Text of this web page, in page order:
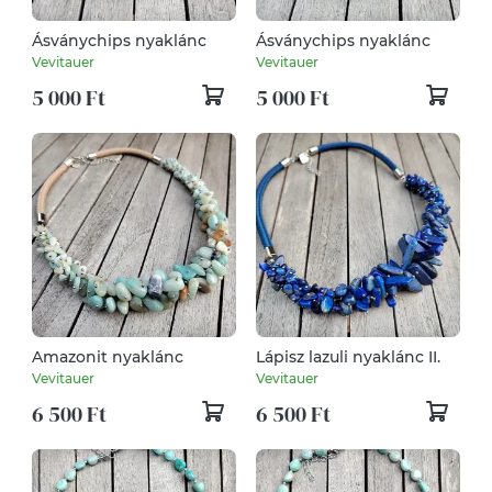
Ásványchips nyaklánc
Vevitauer
5 000 Ft
Ásványchips nyaklánc
Vevitauer
5 000 Ft
Amazonit nyaklánc
Vevitauer
6 500 Ft
Lápisz lazuli nyaklánc II.
Vevitauer
6 500 Ft